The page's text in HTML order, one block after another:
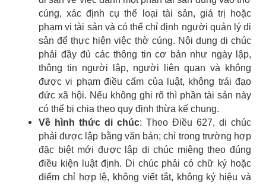
cúng, xác định cụ thể loại tài sản, giá trị hoặc
phạm vi tài sản và có thể chỉ định người quản lý di
sản để thực hiện việc thờ cúng. Nội dung di chúc
phải đầy đủ các thông tin cơ bản như ngày lập,
thông tin người lập, người liên quan và không
được vi phạm điều cấm của luật, không trái đạo
đức xã hội. Nếu không ghi rõ thì phần tài sản này
có thể bị chia theo quy định thừa kế chung.
Về hình thức di chúc: Theo Điều 627, di chúc
phải được lập bằng văn bản; chỉ trong trường hợp
đặc biệt mới được lập di chúc miệng theo đúng
điều kiện luật định. Di chúc phải có chữ ký hoặc
điểm chỉ hợp lệ, không viết tắt, không ký hiệu và